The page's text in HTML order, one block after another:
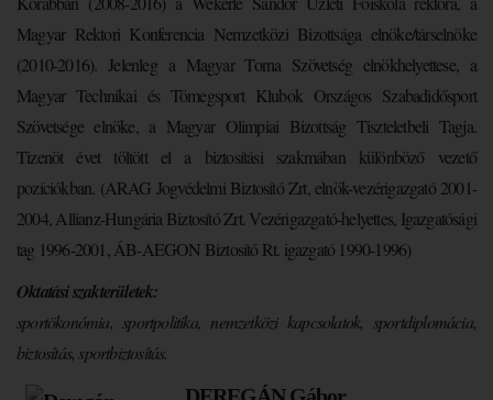
Magyar Rektori Konferencia Nemzetközi Bizottsága elnöke/társelnöke
(2010-2016). Jelenleg a Magyar Torna Szövetség elnökhelyettese, a
Magyar Technikai és Tömegsport Klubok Országos Szabadidősport
Szövetsége elnöke, a Magyar Olimpiai Bizottság Tiszteletbeli Tagja.
Tizenöt évet töltött el a biztosítási szakmában különböző vezető
pozíciókban. (ARAG Jogvédelmi Biztosító Zrt, elnök-vezérigazgató 2001-
2004, Allianz-Hungária Biztosító Zrt. Vezérigazgató-helyettes, Igazgatósági
tag 1996-2001, ÁB-AEGON Biztosító Rt. igazgató 1990-1996)
Oktatási szakterületek:
sportökonómia, sportpolitika, nemzetközi kapcsolatok, sportdiplomácia,
biztosítás, sportbiztosítás.